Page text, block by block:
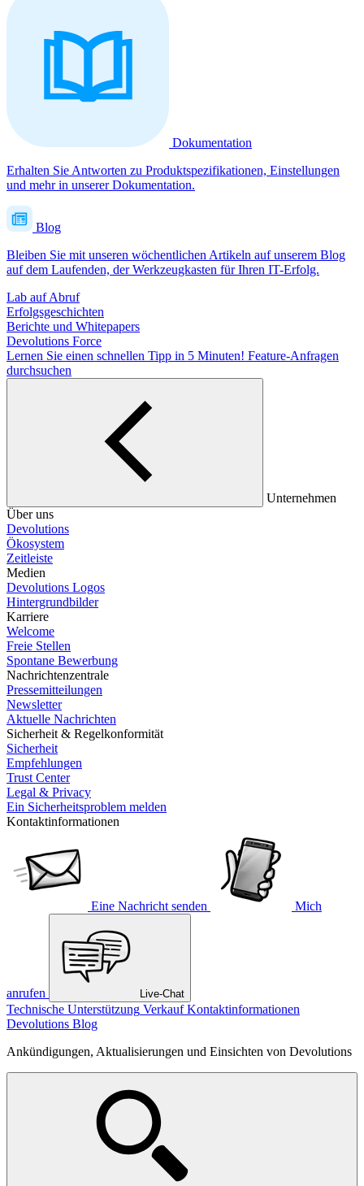
Dokumentation
Erhalten Sie Antworten zu Produktspezifikationen, Einstellungen
und mehr in unserer Dokumentation.
Blog
Bleiben Sie mit unseren wöchentlichen Artikeln auf unserem Blog
auf dem Laufenden, der Werkzeugkasten für Ihren IT-Erfolg.
Lab auf Abruf
Erfolgsgeschichten
Berichte und Whitepapers
Devolutions Force
Lernen Sie einen schnellen Tipp in 5 Minuten! Feature-Anfragen
durchsuchen
Unternehmen
Über uns
Devolutions
Ökosystem
Zeitleiste
Medien
Devolutions Logos
Hintergrundbilder
Karriere
Welcome
Freie Stellen
Spontane Bewerbung
Nachrichtenzentrale
Pressemitteilungen
Newsletter
Aktuelle Nachrichten
Sicherheit & Regelkonformität
Sicherheit
Empfehlungen
Trust Center
Legal & Privacy
Ein Sicherheitsproblem melden
Kontaktinformationen
Eine Nachricht senden Mich
anrufen Live-Chat
Technische Unterstützung Verkauf Kontaktinformationen
Devolutions Blog
Ankündigungen, Aktualisierungen und Einsichten von Devolutions